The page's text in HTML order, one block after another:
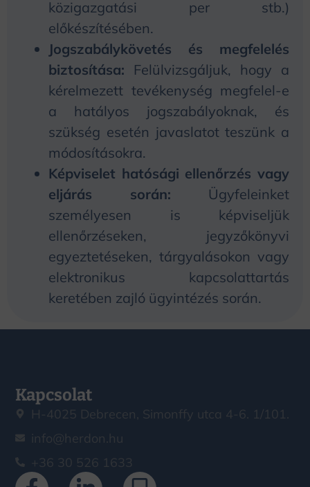
közigazgatási per stb.)
előkészítésében.
Jogszabálykövetés és megfelelés
biztosítása: Felülvizsgáljuk, hogy a
kérelmezett tevékenység megfelel-e
a hatályos jogszabályoknak, és
szükség esetén javaslatot teszünk a
módosításokra.
Képviselet hatósági ellenőrzés vagy
eljárás során: Ügyfeleinket
személyesen is képviseljük
ellenőrzéseken, jegyzőkönyvi
egyeztetéseken, tárgyalásokon vagy
elektronikus kapcsolattartás
keretében zajló ügyintézés során.
Kapcsolat
H-4025 Debrecen, Simonffy utca 4-6. 1/101.
info@herdon.hu
+36 30 526 1633